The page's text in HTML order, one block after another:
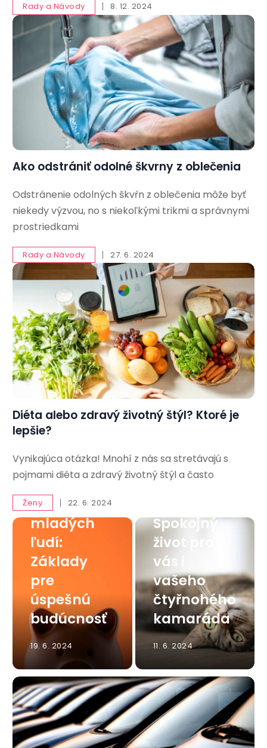
Rady a Návody 8. 12. 2024
Ako odstrániť odolné škvrny z oblečenia
Odstránenie odolných škvŕn z oblečenia môže byť
niekedy výzvou, no s niekoľkými trikmi a správnymi
prostriedkami
Rady a Návody 27. 6. 2024
Diéta alebo zdravý životný štýl? Ktoré je
lepšie?
Vynikajúca otázka! Mnohí z nás sa stretávajú s
pojmami diéta a zdravý životný štýl a často
Ženy 22. 6. 2024
Finančná
ť pre
mladých
ľudí:
Základy
pre
úspešnú
budúcnosť
19. 6. 2024
Mačka v
Spokojný
život pro
vás i
vašeho
čtyřnohého
kamaráda
11. 6. 2024